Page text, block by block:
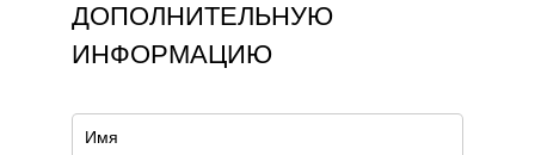
ДОПОЛНИТЕЛЬНУЮ
ИНФОРМАЦИЮ